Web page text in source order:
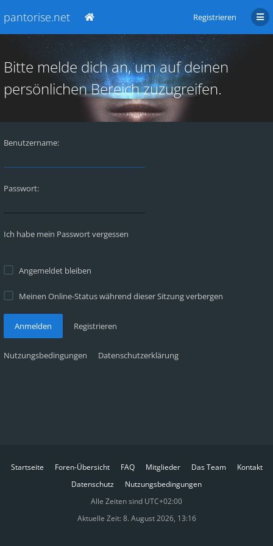
pantorise.net Registrieren
Bitte melde dich an, um auf deinen
persönlichen Bereich zuzugreifen.
Benutzername:
Passwort:
Ich habe mein Passwort vergessen
Angemeldet bleiben
Meinen Online-Status während dieser Sitzung verbergen
Anmelden Registrieren
Nutzungsbedingungen Datenschutzerklärung
Startseite Foren-Übersicht FAQ Mitglieder Das Team
Kontakt
Datenschutz
Nutzungsbedingungen
Alle Zeiten sind UTC+02:00
Aktuelle Zeit: 8. August 2026, 13:16